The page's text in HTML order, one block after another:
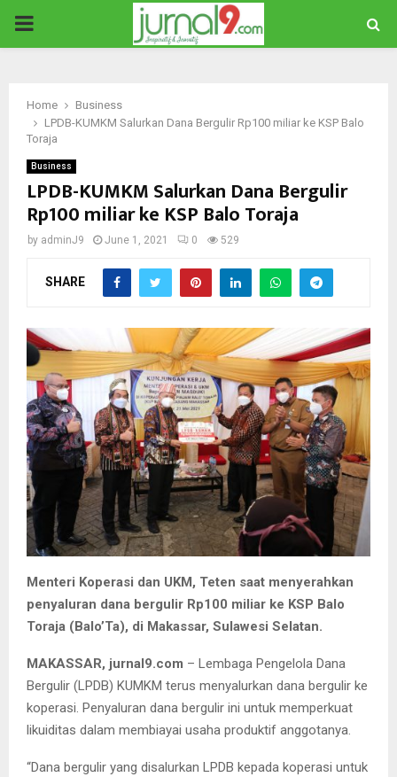
PRIMARY
Home
Business
LPDB-KUMKM Salurkan Dana Bergulir Rp100 miliar ke KSP Balo
Toraja
Business
LPDB-KUMKM Salurkan Dana Bergulir
Rp100 miliar ke KSP Balo Toraja
by adminJ9 June 1, 2021 0 529
SHARE
Menteri Koperasi dan UKM, Teten saat menyerahkan
penyaluran dana bergulir Rp100 miliar ke KSP Balo
Toraja (Balo’Ta), di Makassar, Sulawesi Selatan.
MAKASSAR, jurnal9.com – Lembaga Pengelola Dana
Bergulir (LPDB) KUMKM terus menyalurkan dana bergulir ke
koperasi. Penyaluran dana bergulir ini untuk memperkuat
likuiditas dalam membiayai usaha produktif anggotanya.
“Dana bergulir yang disalurkan LPDB kepada koperasi untuk